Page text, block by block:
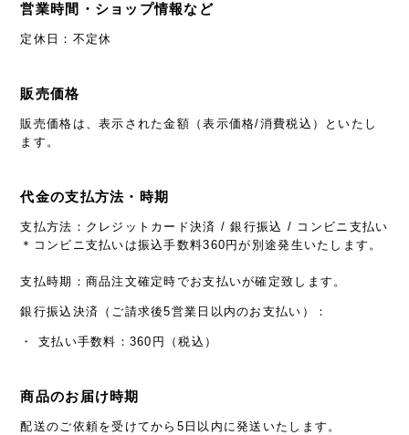
営業時間・ショップ情報など
定休日：不定休
販売価格
販売価格は、表示された金額（表示価格/消費税込）といたし
ます。
代金の支払方法・時期
支払方法：クレジットカード決済 / 銀行振込 / コンビニ支払い
＊コンビニ支払いは振込手数料360円が別途発生いたします。
支払時期：商品注文確定時でお支払いが確定致します。
銀行振込決済（ご請求後5営業日以内のお支払い）：
・ 支払い手数料：360円（税込）
商品のお届け時期
配送のご依頼を受けてから5日以内に発送いたします。